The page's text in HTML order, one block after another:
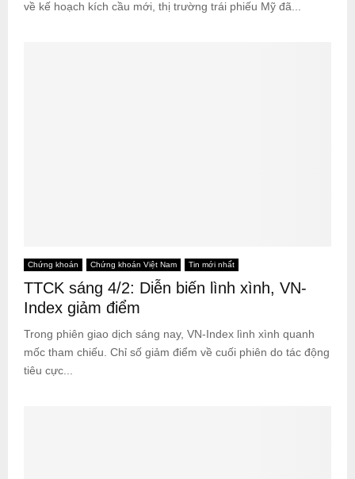
về kế hoạch kích cầu mới, thị trường trái phiếu Mỹ đã...
Chứng khoán Chứng khoán Việt Nam Tin mới nhất
TTCK sáng 4/2: Diễn biến lình xình, VN-
Index giảm điểm
Trong phiên giao dịch sáng nay, VN-Index lình xình quanh
mốc tham chiếu. Chỉ số giảm điểm về cuối phiên do tác động
tiêu cực...